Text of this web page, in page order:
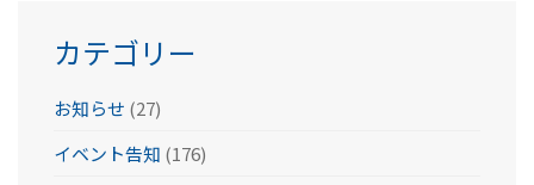
カテゴリー
お知らせ (27)
イベント告知 (176)